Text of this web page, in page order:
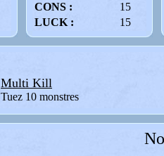
CONS :
15
LUCK :
15
Multi Kill
Tuez 10 monstres